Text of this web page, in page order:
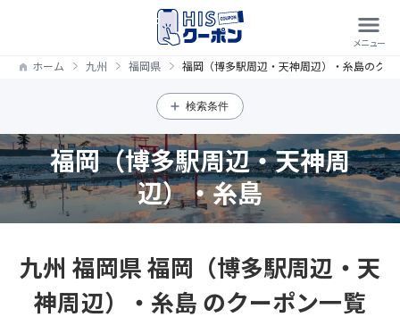
ホーム 九州 福岡県 福岡（博多駅周辺・天神周辺）・糸島のクー
検索条件
福岡（博多駅周辺・天神周
辺）・糸島
九州 福岡県 福岡（博多駅周辺・天
神周辺）・糸島 のクーポン一覧